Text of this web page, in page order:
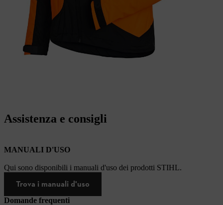
Assistenza e consigli
MANUALI D'USO
Qui sono disponibili i manuali d'uso dei prodotti STIHL.
Trova i manuali d'uso
Domande frequenti